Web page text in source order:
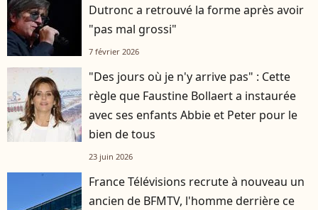
Dutronc a retrouvé la forme après avoir
"pas mal grossi"
7 février 2026
"Des jours où je n'y arrive pas" : Cette
règle que Faustine Bollaert a instaurée
avec ses enfants Abbie et Peter pour le
bien de tous
23 juin 2026
France Télévisions recrute à nouveau un
ancien de BFMTV, l'homme derrière ce